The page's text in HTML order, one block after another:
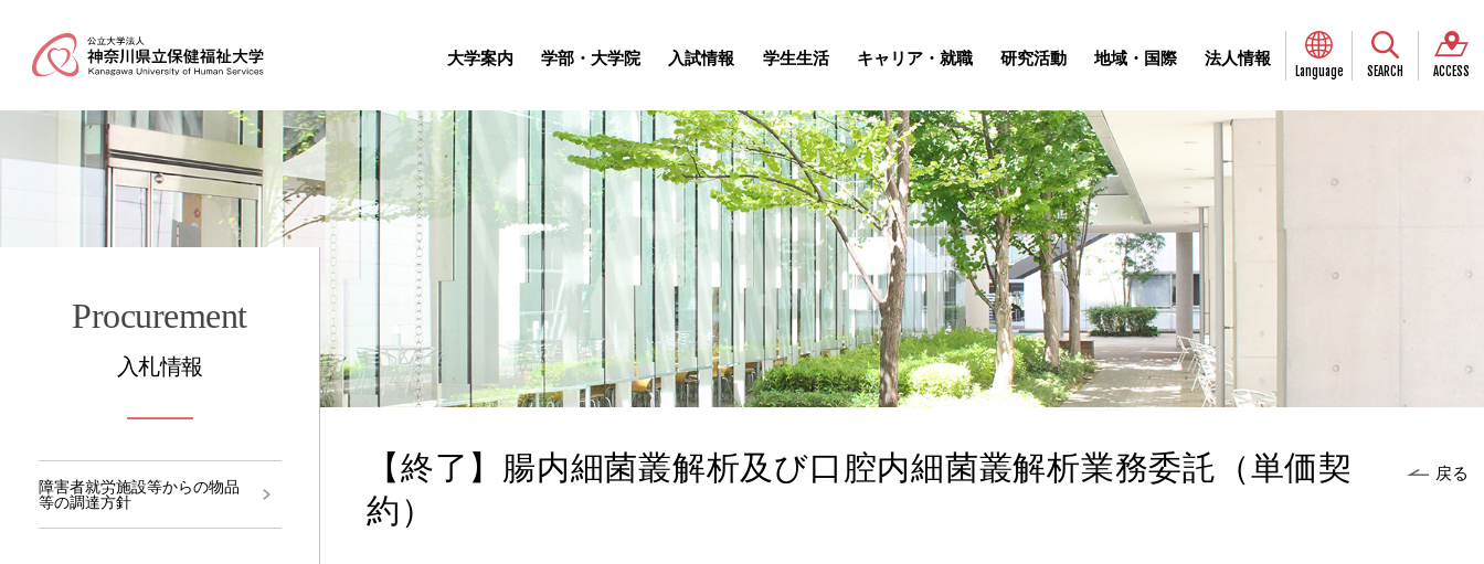
大学案内 学部・大学院 入試情報 学生生活 キャリア・就職 研究活動 地域・国際 法人情報
Language SEARCH ACCESS
Procurement
入札情報
障害者就労施設等からの物品
等の調達方針
【終了】腸内細菌叢解析及び口腔内細菌叢解析業務委託（単価契
約）
戻る